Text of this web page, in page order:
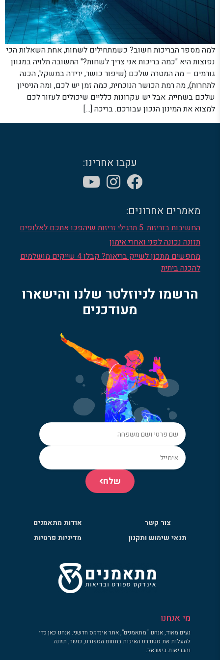
למה מספר הבריכות חשוב? כשמתחילים לשחות, אחת השאלות הכי
נפוצות היא "כמה בריכות אני צריך לשחות?" התשובה תלויה במגוון
גורמים – מה המטרה שלכם (שיפור כושר, ירידה במשקל, הכנה
לתחרות), מה רמת הכושר הנוכחית, כמה זמן יש לכם, ומה הניסיון
שלכם בשחייה. אבל יש עקרונות כלליים שיכולים לעזור לכם
למצוא את המינון הנכון עבורכם. בריכה […]
עקבו אחרינו:
מאמרים אחרונים:
החשיבות בזריזות: 5 תרגילי זריזות שיהפכו אתכם לאלופים
תזונה נכונה לפני ואחרי אימון
מחפשים מתכון לשייק בריאות? קבלו 4 שייקים מושלמים
להכנה ביתית
הרשמו לניוזלטר שלנו והישארו
מעודכנים
שלח
צור קשר
אודות מתאמנים
תנאי שימוש ותקנון
מדיניות פרטיות
מי אנחנו
נעים מאוד, אנחנו “מתאמנים”, אתר אינדקס חדשני. אנחנו כאן כדי
להעלות את סטנדרט האיכות בתחום הספורט, כושר, תזונה
והבריאות בישראל.